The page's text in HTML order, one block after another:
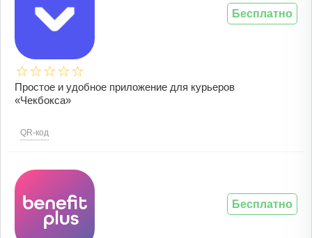
Простое и удобное приложение для курьеров
«Чекбокса»
QR-код
Бесплатно
Бесплатно